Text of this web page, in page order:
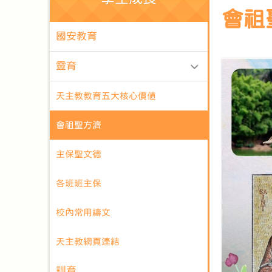
會祖
國安教育
靈育
天主教教育五大核心價值
會祖聖方濟
主保聖文德
各班班主保
校內常用禱文
天主教網頁連結